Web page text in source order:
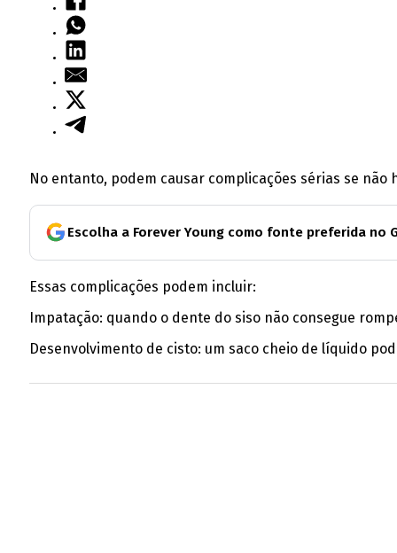
No entanto, podem causar complicações sérias se
Escolha a Forever Young como fonte preferida no
Essas complicações podem incluir:
Impatação: quando o dente do siso não consegue
Desenvolvimento de cisto: um saco cheio de líquido